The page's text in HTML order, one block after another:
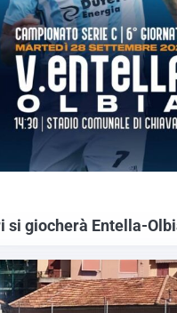
si giocherà Entella-